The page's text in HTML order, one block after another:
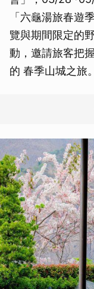
「六龜湯旅春遊
覽與期間限定的
動，邀請旅客把
的 春季山城之旅。